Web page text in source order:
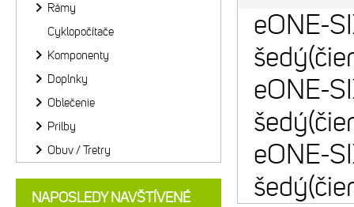
eONE-
eONE-
eONE-
Rámy
Cyklopočítače
Komponenty
Doplnky
Oblečenie
Prilby
Obuv / Tretry
NAPOSLEDY NAVŠTÍVENÉ